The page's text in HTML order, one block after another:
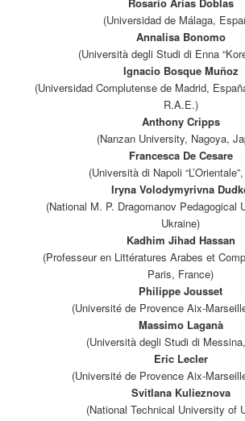
(Universidad de Málaga,
Annalisa Bonomo
(Università degli Studi di Enna
Ignacio Bosque Muñoz
(Universidad Complutense de Madrid,
R.A.E.)
Anthony Cripps
(Nanzan University, Nagoya,
Francesca De Cesare
(Università di Napoli
Iryna Volodymyrivna
(National M. P. Dragomanov Pedagogical
Ukraine)
Kadhim Jihad Hassan
(Professeur en Littératures Arabes et
Paris, France)
Philippe Jousset
(Université de Provence Aix-
Massimo Laganà
(Università degli Studi di
Eric Lecler
(Université de Provence Aix-
Svitlana Kulieznova
(National Technical University of